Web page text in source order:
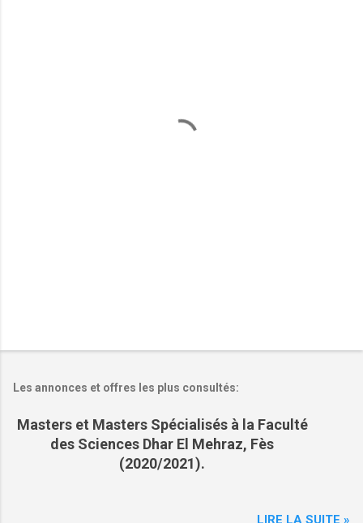
Les annonces et offres les plus consultés:
Masters et Masters Spécialisés à la Faculté
des Sciences Dhar El Mehraz, Fès
(2020/2021).
LIRE LA SUITE »